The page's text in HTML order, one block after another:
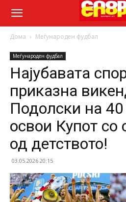
Дома Меѓународен фудбал
Меѓународен фудбал
Најубавата
приказна
Подолски на 40
освои Купот со
од детството!
03.05.2026 20:15